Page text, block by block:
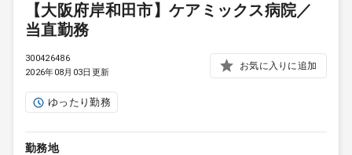
【大阪府岸和田市】ケアミックス病院／
当直勤務
300426486
2026年08月03日更新
お気に入りに追加
ゆったり勤務
勤務地